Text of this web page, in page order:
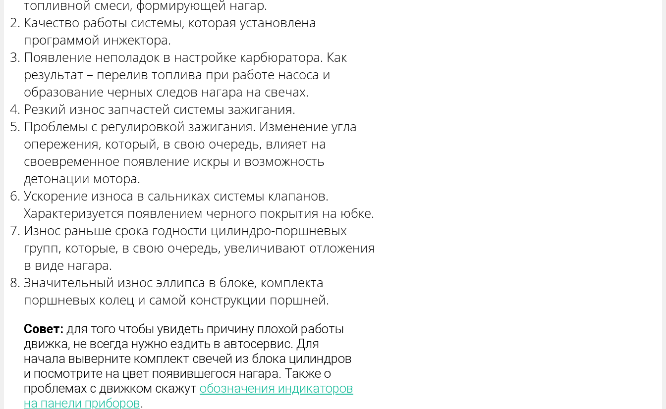
топливной смеси, формирующей нагар.
Качество работы системы, которая установлена
программой инжектора.
Появление неполадок в настройке карбюратора. Как
результат – перелив топлива при работе насоса и
образование черных следов нагара на свечах.
Резкий износ запчастей системы зажигания.
Проблемы с регулировкой зажигания. Изменение угла
опережения, который, в свою очередь, влияет на
своевременное появление искры и возможность
детонации мотора.
Ускорение износа в сальниках системы клапанов.
Характеризуется появлением черного покрытия на юбке.
Износ раньше срока годности цилиндро-поршневых
групп, которые, в свою очередь, увеличивают отложения
в виде нагара.
Значительный износ эллипса в блоке, комплекта
поршневых колец и самой конструкции поршней.
Совет: для того чтобы увидеть причину плохой работы
движка, не всегда нужно ездить в автосервис. Для
начала выверните комплект свечей из блока цилиндров
и посмотрите на цвет появившегося нагара. Также о
проблемах с движком скажут обозначения индикаторов
на панели приборов.